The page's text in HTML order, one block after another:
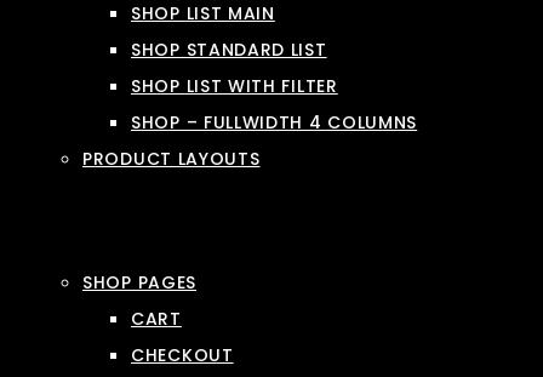
SHOP LIST MAIN
SHOP STANDARD LIST
SHOP LIST WITH FILTER
SHOP – FULLWIDTH 4 COLUMNS
PRODUCT LAYOUTS
SHOP PAGES
CART
CHECKOUT